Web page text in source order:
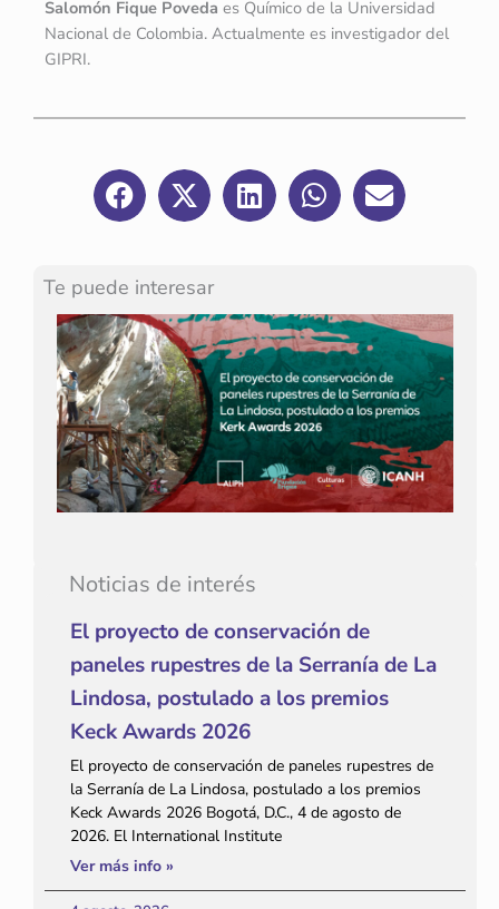
Noticias de interés
El proyecto de conservación de
paneles rupestres de la Serranía de La
Lindosa, postulado a los premios
Keck Awards 2026
El proyecto de conservación de paneles rupestres de
la Serranía de La Lindosa, postulado a los premios
Keck Awards 2026 Bogotá, D.C., 4 de agosto de
2026. El International Institute
Ver más info »
Te puede interesar
Salomón Fique Poveda es Químico de la Universidad
Nacional de Colombia. Actualmente es investigador del
GIPRI.